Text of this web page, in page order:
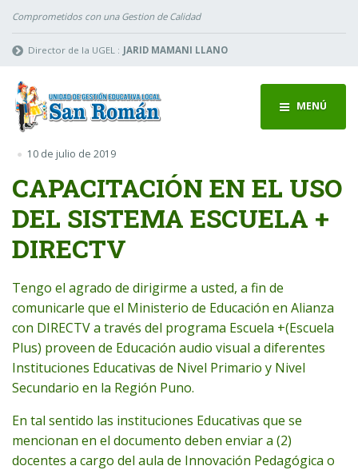
Comprometidos con una Gestion de Calidad
Director de la UGEL : JARID MAMANI LLANO
MENÚ
10 de julio de 2019
CAPACITACIÓN EN EL USO
DEL SISTEMA ESCUELA +
DIRECTV
Tengo el agrado de dirigirme a usted, a fin de
comunicarle que el Ministerio de Educación en Alianza
con DIRECTV a través del programa Escuela +(Escuela
Plus) proveen de Educación audio visual a diferentes
Instituciones Educativas de Nivel Primario y Nivel
Secundario en la Región Puno.
En tal sentido las instituciones Educativas que se
mencionan en el documento deben enviar a (2)
docentes a cargo del aula de Innovación Pedagógica o